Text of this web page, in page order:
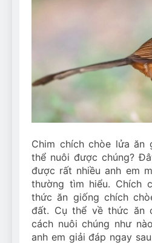
Can
And How
7 Năm Ago
How
Groom
Chim chích chòe lửa ăn
thể nuôi được chúng?
được rất nhiều anh em
thường tìm hiểu. Chích
thức ăn giống chích
đất. Cụ thể về thức ăn
cách nuôi chúng như
anh em giải đáp ngay